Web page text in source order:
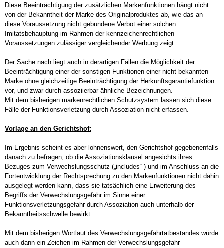
Lange, Internationales Handbuch des Marken- und
Lange, International trade mark and signs protection
Publikationen
Presse / News
Karriere
Kontakt
Diese Beeinträchtigung der zusätzlichen Markenfunktionen hängt nicht
von der Bekanntheit der Marke des Originalproduktes ab, wie das an
diese Voraussetzung nicht gebundene Verbot einer solchen
Imitatsbehauptung im Rahmen der kennzeichenrechtlichen
Voraussetzungen zulässiger vergleichender Werbung zeigt.
Der Sache nach liegt auch in derartigen Fällen die Möglichkeit der
Beeinträchtigung einer der sonstigen Funktionen einer nicht bekannten
Marke ohne gleichzeitige Beeinträchtigung der Herkunftsgarantiefunktion
vor, und zwar durch assoziierbar ähnliche Bezeichnungen.
Mit dem bisherigen markenrechtlichen Schutzsystem lassen sich diese
Fälle der Funktionsverletzung durch Assoziation nicht erfassen.
Vorlage an den Gerichtshof:
Im Ergebnis scheint es aber lohnenswert, den Gerichtshof gegebenenfalls
danach zu befragen, ob die Assoziationsklausel angesichts ihres
Bezuges zum Verwechslungsschutz („includes“ ) und im Anschluss an die
Fortentwicklung der Rechtsprechung zu den Markenfunktionen nicht dahin
ausgelegt werden kann, dass sie tatsächlich eine Erweiterung des
Begriffs der Verwechslungsgefahr im Sinne einer
Funktionsverletzungsgefahr durch Assoziation auch unterhalb der
Bekanntheitsschwelle bewirkt.
Mit dem bisherigen Wortlaut des Verwechslungsgefahrtatbestandes würde
auch dann ein Zeichen im Rahmen der Verwechslungsgefahr